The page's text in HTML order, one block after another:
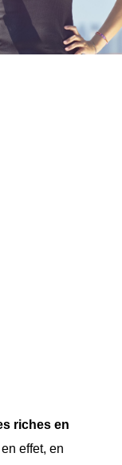
riches en
effet, en